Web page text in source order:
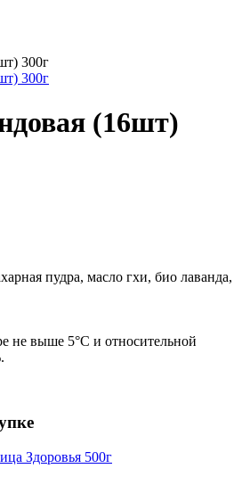
(16шт)
пудра, масло гхи, био лаванда,
не выше 5°C и относительной